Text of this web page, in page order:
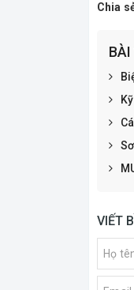
Chia
VIẾT